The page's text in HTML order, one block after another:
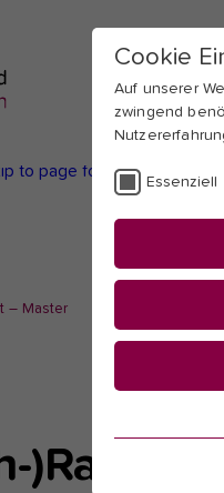
to page footer
– Master
)Rap und
Cookie
Auf unserer
zwingend
Essenziell
Essenzielle